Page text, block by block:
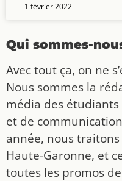
1 février 2022
Qui sommes-
Avec tout ça, on ne
Nous sommes la
média des étudiants
et de
année, nous
Haute-Garonne, et
toutes les promos